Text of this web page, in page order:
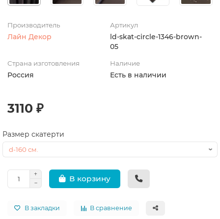
Производитель
Лайн Декор
Артикул
ld-skat-circle-1346-brown-
05
Страна изготовления
Россия
Наличие
Есть в наличии
3110 ₽
Размер скатерти
В корзину
В закладки В сравнение